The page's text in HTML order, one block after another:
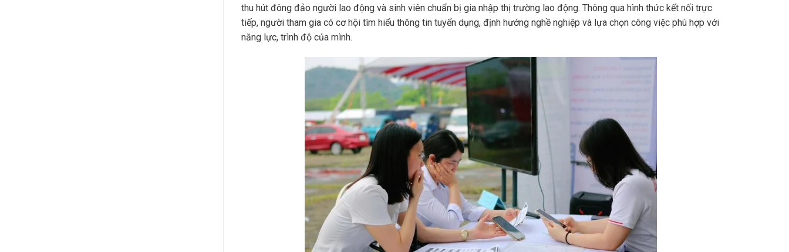
thu hút đông đảo người lao động và sinh viên chuẩn bị gia nhập thị trường lao động. Thông qua hình thức kết nối trực
tiếp, người tham gia có cơ hội tìm hiểu thông tin tuyển dụng, định hướng nghề nghiệp và lựa chọn công việc phù hợp với
năng lực, trình độ của mình.